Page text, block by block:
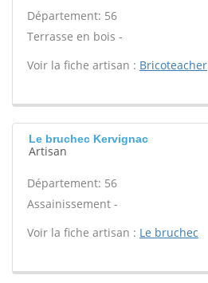
Département: 56
Terrasse en bois -
Voir la fiche artisan : Bricoteacher
Le bruchec Kervignac
Artisan
Département: 56
Assainissement -
Voir la fiche artisan : Le bruchec